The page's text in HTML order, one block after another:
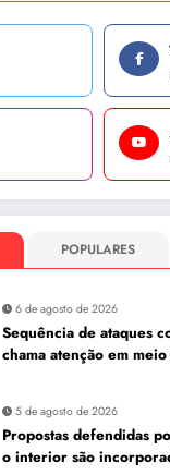
POPULARES
6 de agosto de 2026
Sequência de ataques
chama atenção em
5 de agosto de 2026
Propostas defendidas
o interior são